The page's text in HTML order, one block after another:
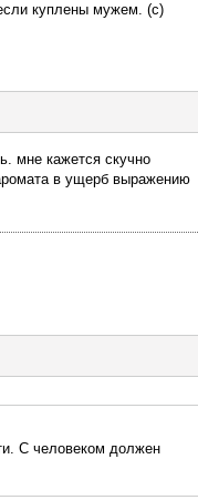
куплены мужем. (с)
мне кажется скучно
в ущерб выражению
С человеком должен